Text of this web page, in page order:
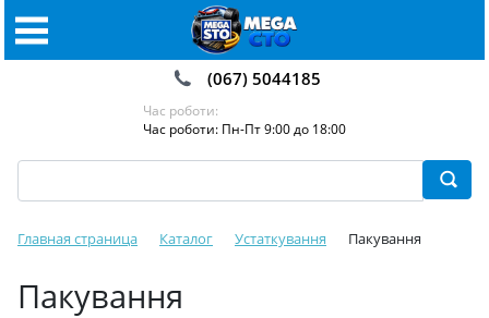
(067) 5044185
Час роботи:
Час роботи: Пн-Пт 9:00 до 18:00
Главная страница Каталог Устаткування Пакування
Пакування